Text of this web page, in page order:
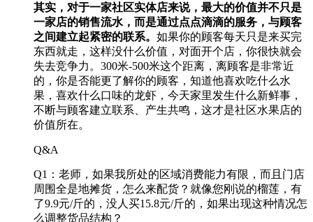
其实，对于一家社区实体店来说，最大的价值并不只是
一家店的销售流水，而是通过点点滴滴的服务，与顾客
之间建立起紧密的联系。 如果你的顾客每天只是来买完
东西就走，这样没什么价值，对面开个店，你很快就会
失去竞争力。300米-500米这个距离，离顾客是非常近
的，你是否能更了解你的顾客，知道他喜欢吃什么水
果，喜欢什么口味的龙虾，今天家里发生什么新鲜事，
不断与顾客建立联系、产生共鸣，这才是社区水果店的
价值所在。
Q&A
Q1：老师，如果我所处的区域消费能力有限，而且门店
周围全是地摊货，怎么来配货？就像您刚说的榴莲，有
了9.9元/斤的，没人买15.8元/斤的，如果出现这种情况怎
么调整货品结构？